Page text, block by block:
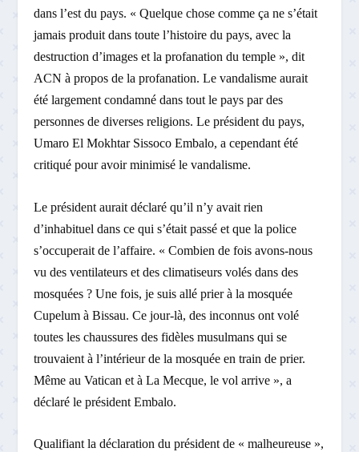
dans l’est du pays. « Quelque chose comme ça ne s’était
jamais produit dans toute l’histoire du pays, avec la
destruction d’images et la profanation du temple », dit
ACN à propos de la profanation. Le vandalisme aurait
été largement condamné dans tout le pays par des
personnes de diverses religions. Le président du pays,
Umaro El Mokhtar Sissoco Embalo, a cependant été
critiqué pour avoir minimisé le vandalisme.
Le président aurait déclaré qu’il n’y avait rien
d’inhabituel dans ce qui s’était passé et que la police
s’occuperait de l’affaire. « Combien de fois avons-nous
vu des ventilateurs et des climatiseurs volés dans des
mosquées ? Une fois, je suis allé prier à la mosquée
Cupelum à Bissau. Ce jour-là, des inconnus ont volé
toutes les chaussures des fidèles musulmans qui se
trouvaient à l’intérieur de la mosquée en train de prier.
Même au Vatican et à La Mecque, le vol arrive », a
déclaré le président Embalo.
Qualifiant la déclaration du président de « malheureuse »,